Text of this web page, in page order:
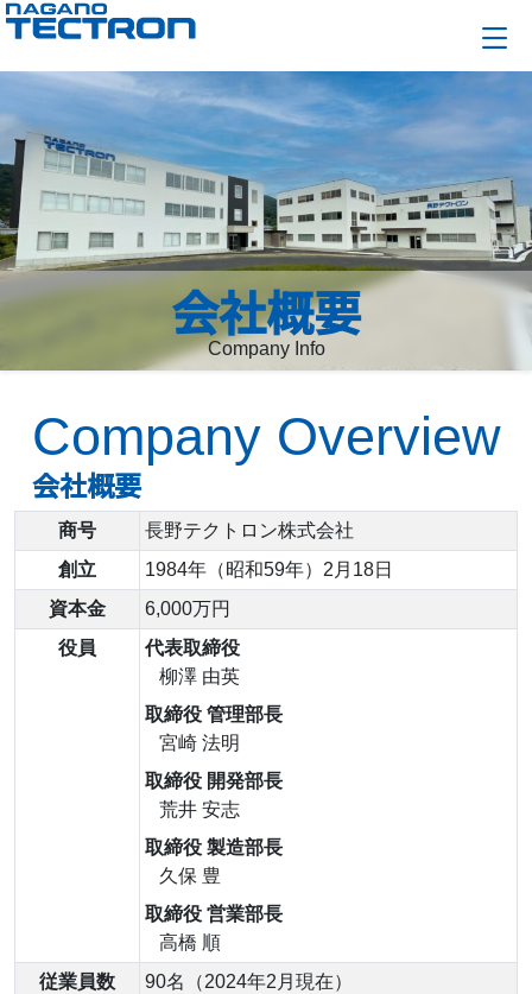
会社概要
Company Info
会社概要
Company Overview
商号
長野テクトロン株式会社
創立
1984年（昭和59年）2月18日
資本金
6,000万円
役員
代表取締役
柳澤 由英
取締役 管理部長
宮崎 法明
取締役 開発部長
荒井 安志
取締役 製造部長
久保 豊
取締役 営業部長
高橋 順
従業員数
90名（2024年2月現在）